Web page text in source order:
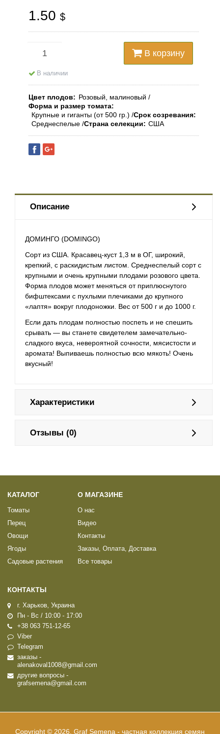
1.50 $
В корзину
В наличии
Цвет плодов
Розовый, малиновый
Форма и размер томата
Крупные и гиганты (от 500 гр.) Срок созревания
Среднеспелые Страна селекции США
Описание
ДОМИНГО (DOMINGO)
Сорт из США. Красавец-куст 1,3 м в ОГ, широкий,
крепкий, с раскидистым листом. Среднеспелый сорт с
крупными и очень крупными плодами розового цвета.
Форма плодов может меняться от приплюснутого
бифштексами с пухлыми плечиками до крупного
«лаптя» вокруг плодоножки. Вес от 500 г и до 1000 г.
Если дать плодам полностью поспеть и не спешить
срывать — вы станете свидетелем замечательно-
сладкого вкуса, невероятной сочности, мясистости и
аромата! Выпиваешь полностью всю мякоть! Очень
вкусный!
Характеристики
Отзывы (0)
КАТАЛОГ
Томаты
Перец
Овощи
Ягоды
Садовые растения
О МАГАЗИНЕ
О нас
Видео
Контакты
Заказы, Оплата, Доставка
Все товары
КОНТАКТЫ
г. Харьков, Украина
Пн - Вс / 10:00 - 17:00
+38 063 751-12-65
Viber
Telegram
заказы -
alenakoval1008@gmail.com
другие вопросы -
grafsemena@gmail.com
Copyright © 2026, Graf Semena - частная коллекция семян